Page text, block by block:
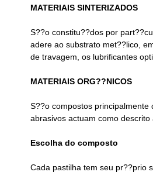
MATERIAIS SINTERIZADOS
S??o constitu??dos por
adere ao substrato met??lico,
de travagem, os lubrificantes
MATERIAIS ORG??NICOS
S??o compostos
abrasivos actuam como descrito
Escolha do composto
Cada pastilha tem seu pr??prio